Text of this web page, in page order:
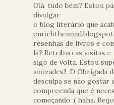
Olá, tudo bem? Estou
divulgar
o blog literário que
resenhas de livros e
lá? Retribuo as visitas e
sigo de volta. Estou
amizades!! :D Obrigada
desculpa se não gostar
compreenda que é
começando :( haha.